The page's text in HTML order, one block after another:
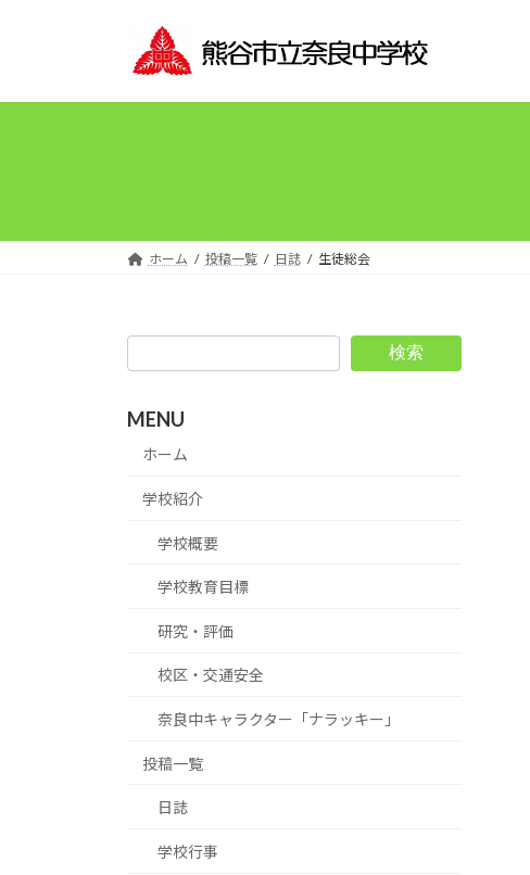
プ
動
ホーム 投稿一覧 日誌 生徒総会
検索
MENU
ホーム
学校紹介
学校概要
学校教育目標
研究・評価
校区・交通安全
奈良中キャラクター「ナラッキー」
投稿一覧
日誌
学校行事